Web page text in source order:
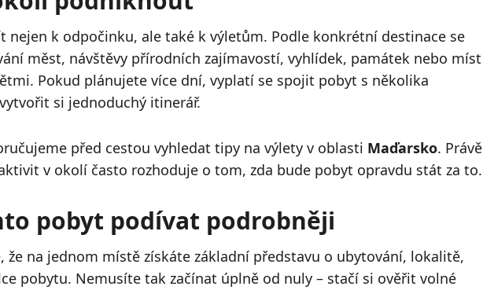
nejen k odpočinku, ale také k výletům. Podle konkrétní destinace se
měst, návštěvy přírodních zajímavostí, vyhlídek, památek nebo míst
Pokud plánujete více dní, vyplatí se spojit pobyt s několika
si jednoduchý itinerář.
před cestou vyhledat tipy na výlety v oblasti Maďarsko. Právě
v okolí často rozhoduje o tom, zda bude pobyt opravdu stát za to.
pobyt podívat podrobněji
že na jednom místě získáte základní představu o ubytování, lokalitě,
pobytu. Nemusíte tak začínat úplně od nuly – stačí si ověřit volné